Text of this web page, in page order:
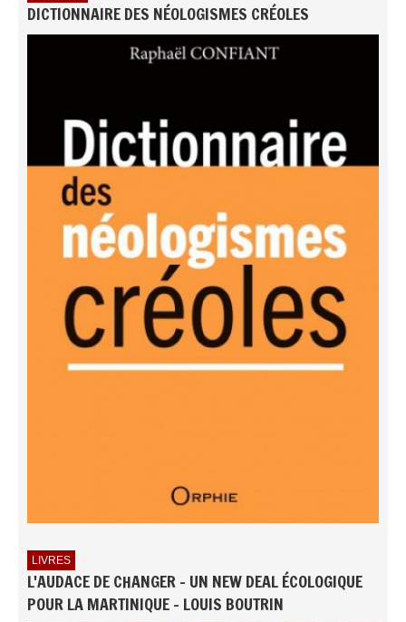
DICTIONNAIRE DES NÉOLOGISMES CRÉOLES
LIVRES
L'AUDACE DE CHANGER - UN NEW DEAL ÉCOLOGIQUE
POUR LA MARTINIQUE - LOUIS BOUTRIN